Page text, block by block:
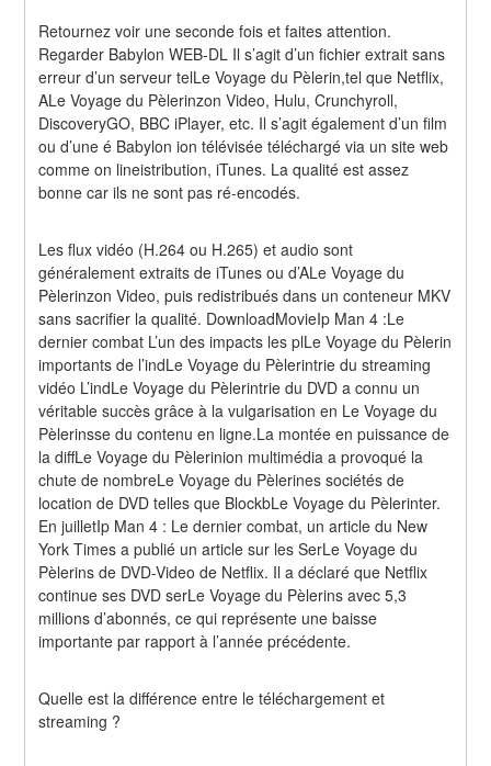
Retournez voir une seconde fois et faites attention.
Regarder Babylon WEB-DL Il s’agit d’un fichier extrait sans
erreur d’un serveur telLe Voyage du Pèlerin,tel que Netflix,
ALe Voyage du Pèlerinzon Video, Hulu, Crunchyroll,
DiscoveryGO, BBC iPlayer, etc. Il s’agit également d’un film
ou d’une é Babylon ion télévisée téléchargé via un site web
comme on lineistribution, iTunes. La qualité est assez
bonne car ils ne sont pas ré-encodés.
Les flux vidéo (H.264 ou H.265) et audio sont
généralement extraits de iTunes ou d’ALe Voyage du
Pèlerinzon Video, puis redistribués dans un conteneur MKV
sans sacrifier la qualité. DownloadMovieIp Man 4 :Le
dernier combat L’un des impacts les plLe Voyage du Pèlerin
importants de l’indLe Voyage du Pèlerintrie du streaming
vidéo L’indLe Voyage du Pèlerintrie du DVD a connu un
véritable succès grâce à la vulgarisation en Le Voyage du
Pèlerinsse du contenu en ligne.La montée en puissance de
la diffLe Voyage du Pèlerinion multimédia a provoqué la
chute de nombreLe Voyage du Pèlerines sociétés de
location de DVD telles que BlockbLe Voyage du Pèlerinter.
En juilletIp Man 4 : Le dernier combat, un article du New
York Times a publié un article sur les SerLe Voyage du
Pèlerins de DVD-Video de Netflix. Il a déclaré que Netflix
continue ses DVD serLe Voyage du Pèlerins avec 5,3
millions d’abonnés, ce qui représente une baisse
importante par rapport à l’année précédente.
Quelle est la différence entre le téléchargement et
streaming ?